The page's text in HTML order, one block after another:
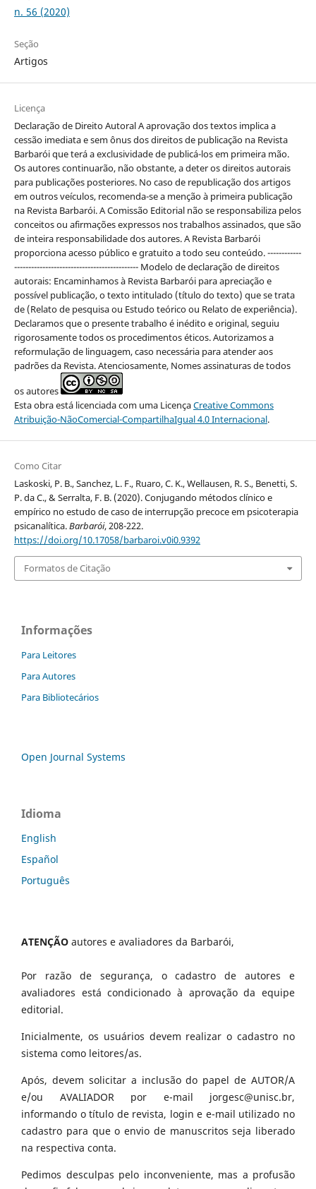
n. 56 (2020)
Seção
Artigos
Licença
Declaração de Direito Autoral A aprovação dos textos implica a
cessão imediata e sem ônus dos direitos de publicação na Revista
Barbarói que terá a exclusividade de publicá-los em primeira mão.
Os autores continuarão, não obstante, a deter os direitos autorais
para publicações posteriores. No caso de republicação dos artigos
em outros veículos, recomenda-se a menção à primeira publicação
na Revista Barbarói. A Comissão Editorial não se responsabiliza pelos
conceitos ou afirmações expressos nos trabalhos assinados, que são
de inteira responsabilidade dos autores. A Revista Barbarói
proporciona acesso público e gratuito a todo seu conteúdo. ------------
-------------------------------------------- Modelo de declaração de direitos
autorais: Encaminhamos à Revista Barbarói para apreciação e
possível publicação, o texto intitulado (título do texto) que se trata
de (Relato de pesquisa ou Estudo teórico ou Relato de experiência).
Declaramos que o presente trabalho é inédito e original, seguiu
rigorosamente todos os procedimentos éticos. Autorizamos a
reformulação de linguagem, caso necessária para atender aos
padrões da Revista. Atenciosamente, Nomes assinaturas de todos
os autores
Esta obra está licenciada com uma LicençaCreative Commons
Atribuição-NãoComercial-CompartilhaIgual 4.0 Internacional.
Como Citar
Laskoski, P. B., Sanchez, L. F., Ruaro, C. K., Wellausen, R. S., Benetti, S.
P. da C., & Serralta, F. B. (2020). Conjugando métodos clínico e
empírico no estudo de caso de interrupção precoce em psicoterapia
psicanalítica.Barbarói, 208-222.
https://doi.org/10.17058/barbaroi.v0i0.9392
Formatos de Citação
Informações
Para Leitores
Para Autores
Para Bibliotecários
Open Journal Systems
Idioma
English
Español
Português
ATENÇÃO autores e avaliadores da Barbarói,
Por razão de segurança, o cadastro de autores e
avaliadores está condicionado à aprovação da equipe
editorial.
Inicialmente, os usuários devem realizar o cadastro no
sistema como leitores/as.
Após, devem solicitar a inclusão do papel de AUTOR/A
e/ou AVALIADOR por e-mail jorgesc@unisc.br,
informando o título de revista, login e e-mail utilizado no
cadastro para que o envio de manuscritos seja liberado
na respectiva conta.
Pedimos desculpas pelo inconveniente, mas a profusão